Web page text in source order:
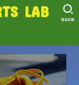
LAB
SEARCH